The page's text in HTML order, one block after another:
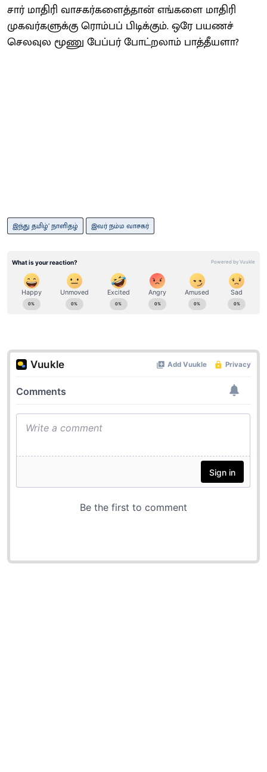
சார் மாதிரி வாசகர்களைத்தான் எங்களை மாதிரி
முகவர்களுக்கு ரொம்பப் பிடிக்கும். ஒரே பயணச்
செலவுல மூணு பேப்பர் போட்றலாம் பாத்தீயளா?
இந்து தமிழ்’ நாளிதழ் இவர் நம்ம வாசகர்